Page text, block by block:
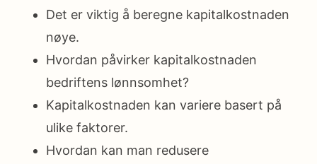
Det er viktig å beregne kapitalkostnaden
nøye.
Hvordan påvirker kapitalkostnaden
bedriftens lønnsomhet?
Kapitalkostnaden kan variere basert på
ulike faktorer.
Hvordan kan man redusere